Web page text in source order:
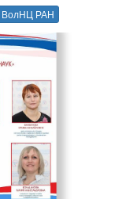
ВолНЦ РАН